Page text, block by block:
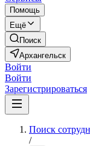
Помощь
Ещё
Поиск
Архангельск
Войти
Войти
Зарегистрироваться
Поиск
/